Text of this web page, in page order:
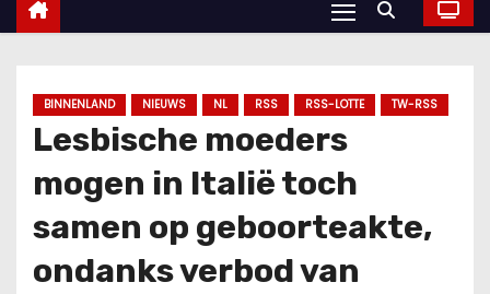
BINNENLAND NIEUWS NL RSS RSS-LOTTE TW-RSS
Lesbische moeders
mogen in Italië toch
samen op geboorteakte,
ondanks verbod van